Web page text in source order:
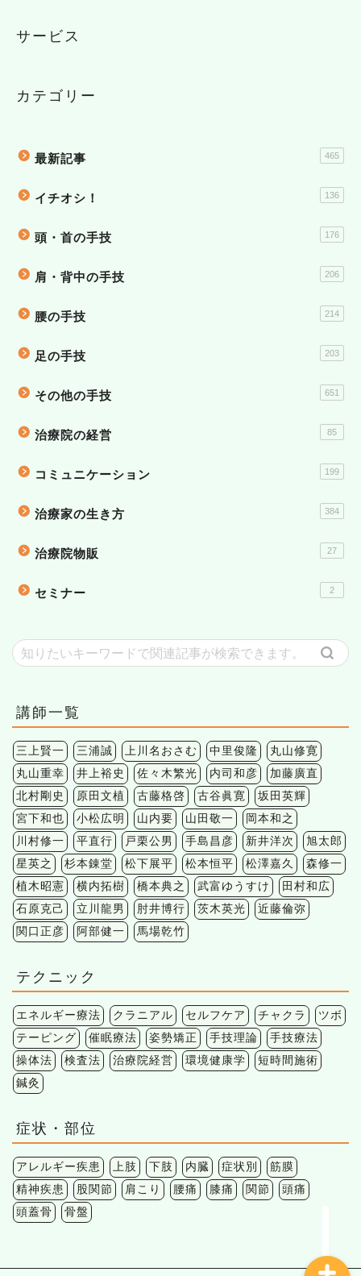
サービス
カテゴリー
最新記事 465
イチオシ！ 136
頭・首の手技 176
肩・背中の手技 206
腰の手技 214
足の手技 203
その他の手技 651
治療院の経営 85
コミュニケーション 199
治療家の生き方 384
治療院物販 27
セミナー 2
講師一覧
三上賢一 三浦誠 上川名おさむ 中里俊隆
丸山修寛
丸山重幸
井上裕史 佐々木繁光 内司和彦
加藤廣直
北村剛史
原田文植 古藤格啓 古谷眞寛
坂田英輝
宮下和也
小松広明 山内要 山田敬一
岡本和之
川村修一
平直行 戸栗公男 手島昌彦 新井洋次
旭太郎
星英之
杉本錬堂 松下展平 松本恒平 松澤嘉久
森修一
植木昭憲
横内拓樹 橋本典之 武富ゆうすけ
田村和広
石原克己
立川龍男 肘井博行 茨木英光
近藤倫弥
関口正彦
阿部健一 馬場乾竹
テクニック
エネルギー療法 クラニアル セルフケア チャクラ
ツボ
テーピング
催眠療法 姿勢矯正 手技理論
手技療法
操体法
検査法 治療院経営 環境健康学
短時間施術
鍼灸
症状・部位
アレルギー疾患 上肢 下肢 内臓 症状別
筋膜
精神疾患
股関節 肩こり 腰痛 膝痛 関節
頭痛
頭蓋骨
骨盤